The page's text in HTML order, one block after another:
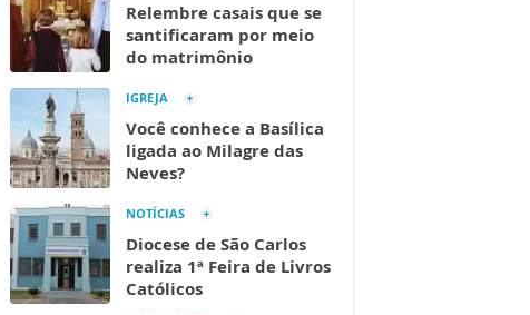
Relembre casais que se
santificaram por meio
do matrimônio
IGREJA
Você conhece a Basílica
ligada ao Milagre das
Neves?
NOTÍCIAS
Diocese de São Carlos
realiza 1ª Feira de Livros
Católicos